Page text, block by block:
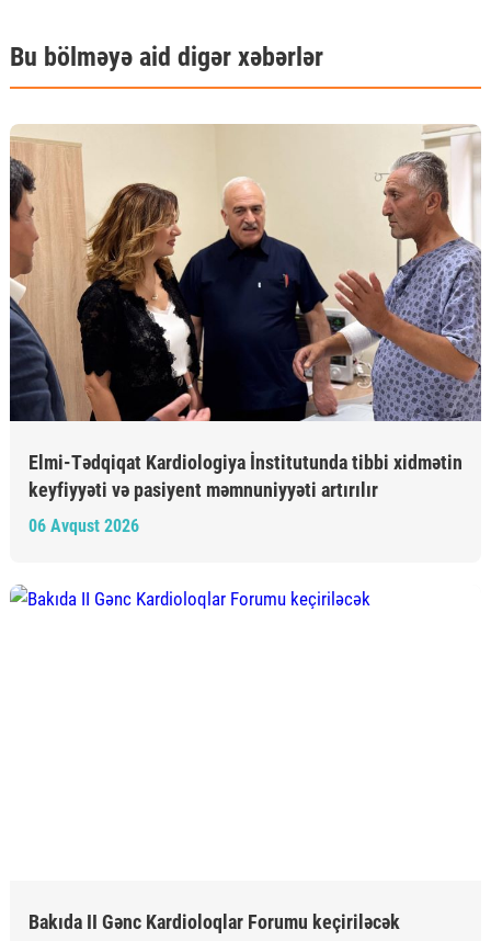
Bu bölməyə aid digər xəbərlər
Elmi-Tədqiqat Kardiologiya İnstitutunda tibbi xidmətin
keyfiyyəti və pasiyent məmnuniyyəti artırılır
06 Avqust 2026
Bakıda II Gənc Kardioloqlar Forumu keçiriləcək